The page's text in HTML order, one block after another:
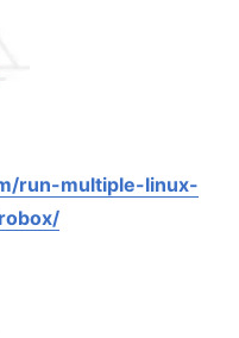
run-multiple-linux-